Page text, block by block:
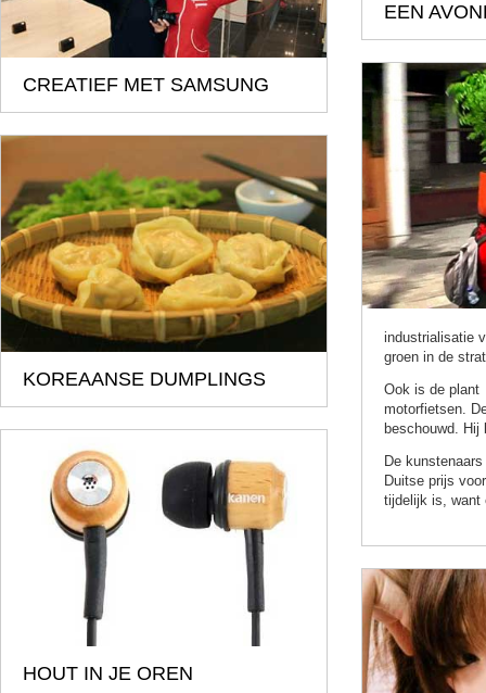
EEN
CREATIEF MET SAMSUNG
industrialisatie
groen in de
Ook is de plant
motorfietsen.
beschouwd. Hij
De
Duitse prijs
tijdelijk is, want
KOREAANSE DUMPLINGS
HOUT IN JE OREN